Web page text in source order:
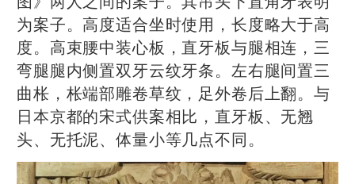
为案子。高度适合坐时使用，长度略大于高
度。高束腰中装心板，直牙板与腿相连，三
弯腿腿内侧置双牙云纹牙条。左右腿间置三
曲枨，枨端部雕卷草纹，足外卷后上翻。与
日本京都的宋式供案相比，直牙板、无翘
头、无托泥、体量小等几点不同。